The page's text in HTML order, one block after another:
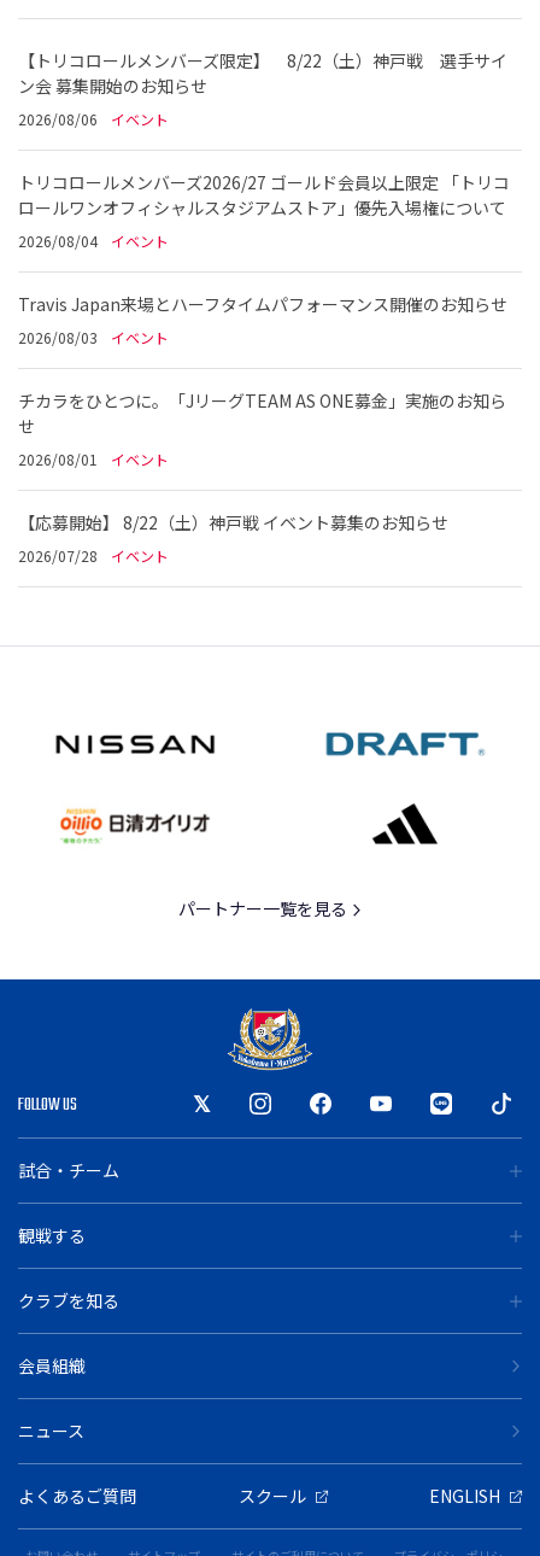
【トリコロールメンバーズ限定】 8/22（土）神戸戦 選手サイ
ン会 募集開始のお知らせ
2026/08/06 イベント
トリコロールメンバーズ2026/27 ゴールド会員以上限定 「トリコ
ロールワンオフィシャルスタジアムストア」優先入場権について
2026/08/04 イベント
Travis Japan来場とハーフタイムパフォーマンス開催のお知らせ
2026/08/03 イベント
チカラをひとつに。「JリーグTEAM AS ONE募金」実施のお知ら
せ
2026/08/01 イベント
【応募開始】 8/22（土）神戸戦 イベント募集のお知らせ
2026/07/28 イベント
パートナー一覧を見る
FOLLOW US
試合・チーム
観戦する
クラブを知る
会員組織
ニュース
よくあるご質問 スクール ENGLISH